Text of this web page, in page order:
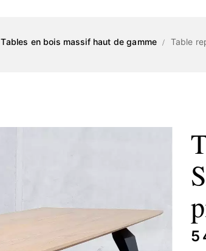
Tables en bois massif haut de gamme Table
5